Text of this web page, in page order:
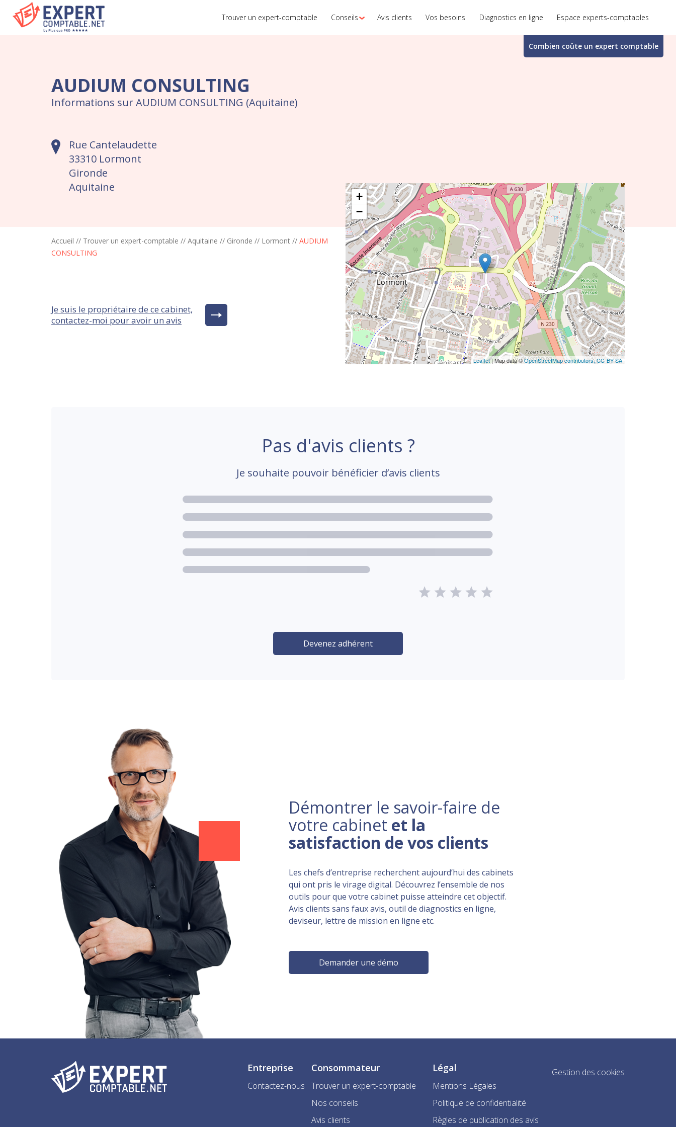
Trouver un expert-comptable Conseils Avis clients Vos besoins Diagnostics en ligne Espace experts-comptables
Combien coûte un expert comptable
AUDIUM CONSULTING
Informations sur AUDIUM CONSULTING (Aquitaine)
Rue Cantelaudette
33310 Lormont
Gironde
Aquitaine
+
−
Leaflet| Map data ©OpenStreetMap contributors,CC-BY-SA
Accueil // Trouver un expert-comptable // Aquitaine // Gironde // Lormont // AUDIUM
CONSULTING
Je suis le propriétaire de ce cabinet,
contactez-moi pour avoir un avis
Pas d'avis clients ?
Je souhaite pouvoir bénéficier d’avis clients
Devenez adhérent
Démontrer le savoir-faire de
votre cabinet et la
satisfaction de vos clients
Les chefs d’entreprise recherchent aujourd’hui des cabinets
qui ont pris le virage digital. Découvrez l’ensemble de nos
outils pour que votre cabinet puisse atteindre cet objectif.
Avis clients sans faux avis, outil de diagnostics en ligne,
deviseur, lettre de mission en ligne etc.
Demander une démo
Entreprise
Contactez-nous
Consommateur
Trouver un expert-comptable
Nos conseils
Avis clients
Légal
Mentions Légales
Politique de confidentialité
Règles de publication des avis
Gestion des cookies